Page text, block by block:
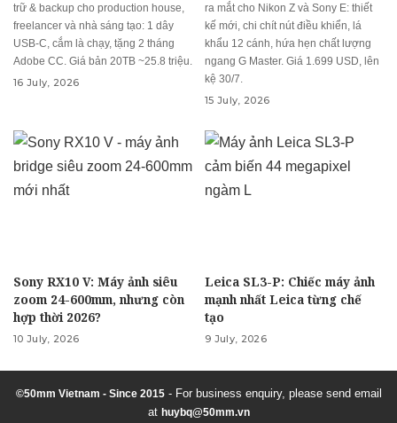
trữ & backup cho production house,
freelancer và nhà sáng tạo: 1 dây
USB-C, cắm là chạy, tặng 2 tháng
Adobe CC. Giá bản 20TB ~25.8 triệu.
16 July, 2026
ra mắt cho Nikon Z và Sony E: thiết
kế mới, chi chít nút điều khiển, lá
khẩu 12 cánh, hứa hẹn chất lượng
ngang G Master. Giá 1.699 USD, lên
kệ 30/7.
15 July, 2026
Sony RX10 V: Máy ảnh siêu
zoom 24-600mm, nhưng còn
hợp thời 2026?
10 July, 2026
Leica SL3-P: Chiếc máy ảnh
mạnh nhất Leica từng chế
tạo
9 July, 2026
©50mm Vietnam - Since 2015- For business enquiry, please send email
at huybq@50mm.vn